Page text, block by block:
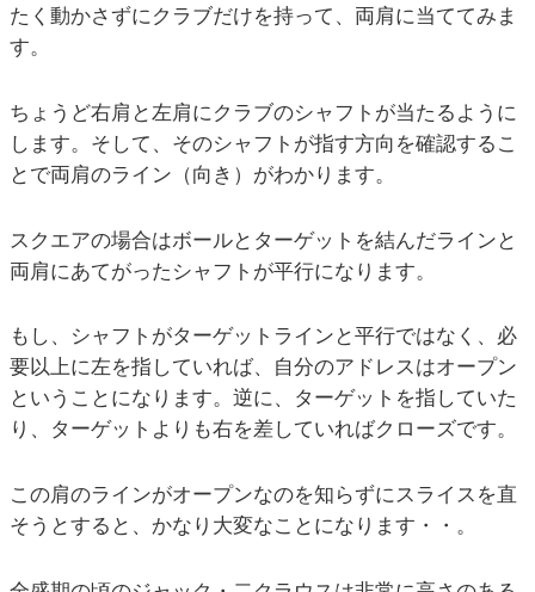
たく動かさずにクラブだけを持って、両肩に当ててみま
す。
ちょうど右肩と左肩にクラブのシャフトが当たるように
します。そして、そのシャフトが指す方向を確認するこ
とで両肩のライン（向き）がわかります。
スクエアの場合はボールとターゲットを結んだラインと
両肩にあてがったシャフトが平行になります。
もし、シャフトがターゲットラインと平行ではなく、必
要以上に左を指していれば、自分のアドレスはオープン
ということになります。逆に、ターゲットを指していた
り、ターゲットよりも右を差していればクローズです。
この肩のラインがオープンなのを知らずにスライスを直
そうとすると、かなり大変なことになります・・。